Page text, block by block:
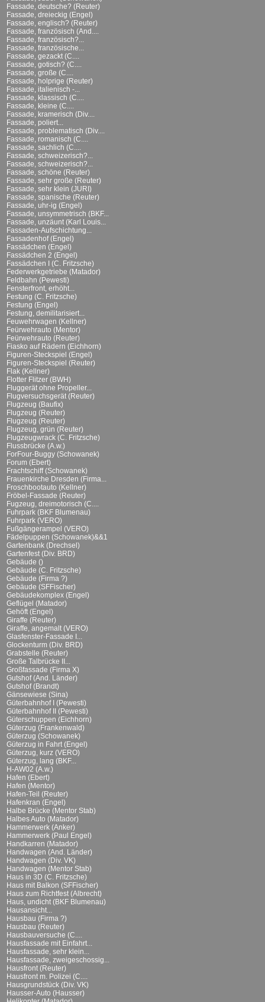
Fassade, deutsche? (Reuter)
Fassade, dreieckig (Engel)
Fassade, englisch? (Reuter)
Fassade, französisch (And....
Fassade, französisch?...
Fassade, französische...
Fassade, gezackt (C....
Fassade, gotisch? (C....
Fassade, große (C....
Fassade, holprige (Reuter)
Fassade, italienisch -...
Fassade, klassisch (C....
Fassade, kleine (C....
Fassade, kramerisch (Div....
Fassade, poliert...
Fassade, problematisch (Div....
Fassade, romanisch (C....
Fassade, sachlich (C....
Fassade, schweizerisch?...
Fassade, schweizerisch?...
Fassade, schöne (Reuter)
Fassade, sehr große (Reuter)
Fassade, sehr klein (JURI)
Fassade, spanische (Reuter)
Fassade, uhr-ig (Engel)
Fassade, unsymmetrisch (BKF...
Fassade, unzäunt (Karl Louis...
Fassaden-Aufschichtung...
Fassadenhof (Engel)
Fassädchen (Engel)
Fassädchen 2 (Engel)
Fassädchen I (C. Fritzsche)
Federwerkgetriebe (Matador)
Feldbahn (Pewesti)
Fensterfront, erhöht...
Festung (C. Fritzsche)
Festung (Engel)
Festung, demilitarisiert...
Feuwehrwagen (Kellner)
Feürwehrauto (Mentor)
Feürwehrauto (Reuter)
Fiasko auf Rädern (Eichhorn)
Figuren-Steckspiel (Engel)
Figuren-Steckspiel (Reuter)
Flak (Kellner)
Flotter Flitzer (BWH)
Fluggerät ohne Propeller...
Flugversuchsgerät (Reuter)
Flugzeug (Baufix)
Flugzeug (Reuter)
Flugzeug (Reuter)
Flugzeug, grün (Reuter)
Flugzeugwrack (C. Fritzsche)
Flussbrücke (A.w.)
ForFour-Buggy (Schowanek)
Forum (Ebert)
Frachtschiff (Schowanek)
Frauenkirche Dresden (Firma...
Froschbootauto (Kellner)
Fröbel-Fassade (Reuter)
Fugzeug, dreimotorisch (C....
Fuhrpark (BKF Blumenau)
Fuhrpark (VERO)
Fußgängerampel (VERO)
Fädelpuppen (Schowanek)&&1
Gartenbank (Drechsel)
Gartenfest (Div. BRD)
Gebäude ()
Gebäude (C. Fritzsche)
Gebäude (Firma ?)
Gebäude (SFFischer)
Gebäudekomplex (Engel)
Geflügel (Matador)
Gehöft (Engel)
Giraffe (Reuter)
Giraffe, angemalt (VERO)
Glasfenster-Fassade I...
Glockenturm (Div. BRD)
Grabstelle (Reuter)
Große Talbrücke II...
Großfassade (Firma X)
Gutshof (And. Länder)
Gutshof (Brandt)
Gänsewiese (Sina)
Güterbahnhof I (Pewesti)
Güterbahnhof II (Pewesti)
Güterschuppen (Eichhorn)
Güterzug (Frankenwald)
Güterzug (Schowanek)
Güterzug in Fahrt (Engel)
Güterzug, kurz (VERO)
Güterzug, lang (BKF...
H-AW02 (A.w.)
Hafen (Ebert)
Hafen (Mentor)
Hafen-Teil (Reuter)
Hafenkran (Engel)
Halbe Brücke (Mentor Stab)
Halbes Auto (Matador)
Hammerwerk (Anker)
Hammerwerk (Paul Engel)
Handkarren (Matador)
Handwagen (And. Länder)
Handwagen (Div. VK)
Handwagen (Mentor Stab)
Haus in 3D (C. Fritzsche)
Haus mit Balkon (SFFischer)
Haus zum Richtfest (Albrecht)
Haus, undicht (BKF Blumenau)
Hausansicht...
Hausbau (Firma ?)
Hausbau (Reuter)
Hausbauversuche (C....
Hausfassade mit Einfahrt...
Hausfassade, sehr klein...
Hausfassade, zweigeschossig...
Hausfront (Reuter)
Hausfront m. Polizei (C....
Hausgrundstück (Div. VK)
Hausser-Auto (Hausser)